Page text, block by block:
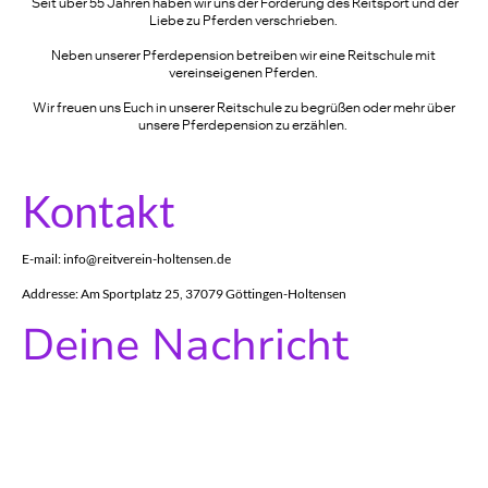
Liebe zu Pferden verschrieben.
Neben unserer Pferdepension betreiben wir eine Reitschule mit
vereinseigenen Pferden.
Wir freuen uns Euch in unserer Reitschule zu begrüßen oder mehr über
unsere Pferdepension zu erzählen.
Kontakt
E-mail: info@reitverein-holtensen.de
Addresse: Am Sportplatz 25, 37079 Göttingen-Holtensen
Deine Nachricht